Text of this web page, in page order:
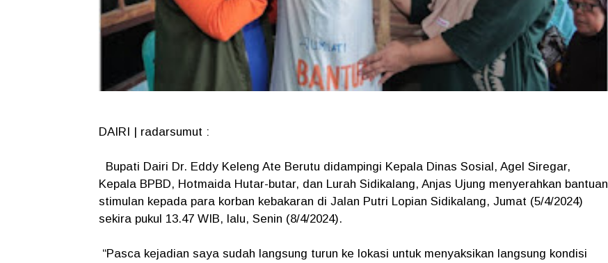
DAIRI | radarsumut :
Bupati Dairi Dr. Eddy Keleng Ate Berutu didampingi Kepala Dinas Sosial, Agel Siregar,
Kepala BPBD, Hotmaida Hutar-butar, dan Lurah Sidikalang, Anjas Ujung menyerahkan bantuan
stimulan kepada para korban kebakaran di Jalan Putri Lopian Sidikalang, Jumat (5/4/2024)
sekira pukul 13.47 WIB, lalu, Senin (8/4/2024).
“Pasca kejadian saya sudah langsung turun ke lokasi untuk menyaksikan langsung kondisi